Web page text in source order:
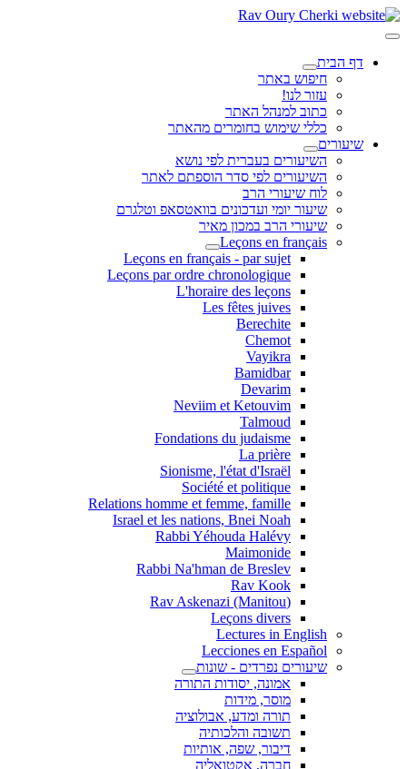
דף הבית
חיפוש באתר
עזור לנו!
כתוב למנהל האתר
כללי שימוש בחומרים מהאתר
שיעורים
השיעורים בעברית לפי נושא
השיעורים לפי סדר הוספתם לאתר
לוח שיעורי הרב
שיעור יומי ועדכונים בוואטסאפ וטלגרם
שיעורי הרב במכון מאיר
Leçons en français
Leçons en français - par sujet
Leçons par ordre chronologique
L'horaire des leçons
Les fêtes juives
Berechite
Chemot
Vayikra
Bamidbar
Devarim
Neviim et Ketouvim
Talmoud
Fondations du judaisme
La prière
Sionisme, l'état d'Israël
Société et politique
Relations homme et femme, famille
Israel et les nations, Bnei Noah
Rabbi Yéhouda Halévy
Maimonide
Rabbi Na'hman de Breslev
Rav Kook
(Rav Askenazi (Manitou
Leçons divers
Lectures in English
Lecciones en Español
שיעורים נפרדים - שונות
אמונה, יסודות התורה
מוסר, מידות
תורה ומדע, אבולוציה
תשובה והלכותיה
דיבור, שפה, אותיות
חברה, אקטואליה